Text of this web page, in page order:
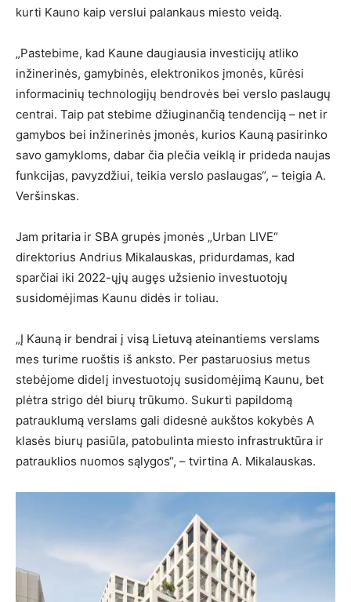
kurti Kauno kaip verslui palankaus miesto veidą.
„Pastebime, kad Kaune daugiausia investicijų atliko
inžinerinės, gamybinės, elektronikos įmonės, kūrėsi
informacinių technologijų bendrovės bei verslo paslaugų
centrai. Taip pat stebime džiuginančią tendenciją – net ir
gamybos bei inžinerinės įmonės, kurios Kauną pasirinko
savo gamykloms, dabar čia plečia veiklą ir prideda naujas
funkcijas, pavyzdžiui, teikia verslo paslaugas“, – teigia A.
Veršinskas.
Jam pritaria ir SBA grupės įmonės „Urban LIVE“
direktorius Andrius Mikalauskas, pridurdamas, kad
sparčiai iki 2022-ųjų augęs užsienio investuotojų
susidomėjimas Kaunu didės ir toliau.
„Į Kauną ir bendrai į visą Lietuvą ateinantiems verslams
mes turime ruoštis iš anksto. Per pastaruosius metus
stebėjome didelį investuotojų susidomėjimą Kaunu, bet
plėtra strigo dėl biurų trūkumo. Sukurti papildomą
patrauklumą verslams gali didesnė aukštos kokybės A
klasės biurų pasiūla, patobulinta miesto infrastruktūra ir
patrauklios nuomos sąlygos“, – tvirtina A. Mikalauskas.